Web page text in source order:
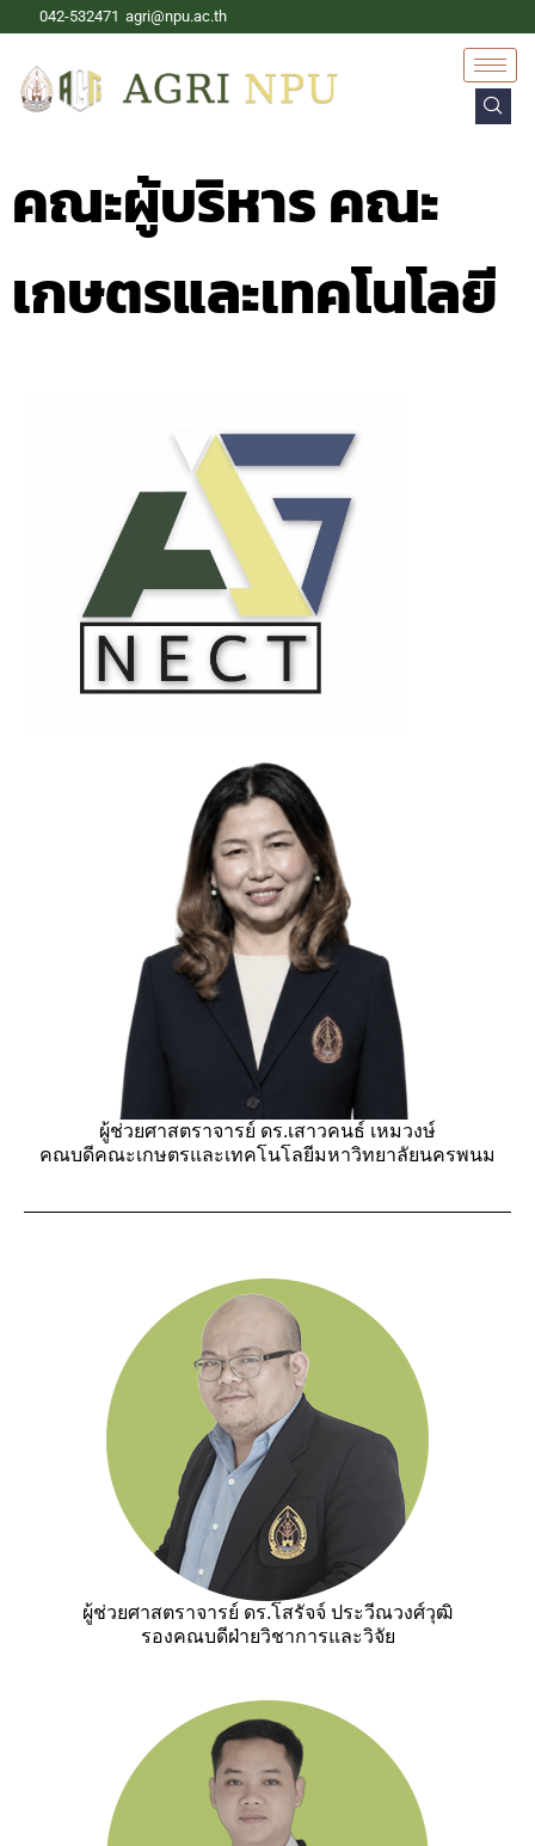
042-532471 agri@npu.ac.th
คณะผู้บริหาร คณะ
เกษตรและเทคโนโลยี
ผู้ช่วยศาสตราจารย์ ดร.เสาวคนธ์ เหมวงษ์
คณบดีคณะเกษตรและเทคโนโลยีมหาวิทยาลัยนครพนม
ผู้ช่วยศาสตราจารย์ ดร.โสรัจจ์ ประวีณวงศ์วุฒิ
รองคณบดีฝ่ายวิชาการและวิจัย